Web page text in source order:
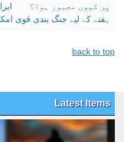
پر کیوں مجبور ہوا؟
ہفتے کے لیے جنگ بندی قوی
back to top
Latest Items